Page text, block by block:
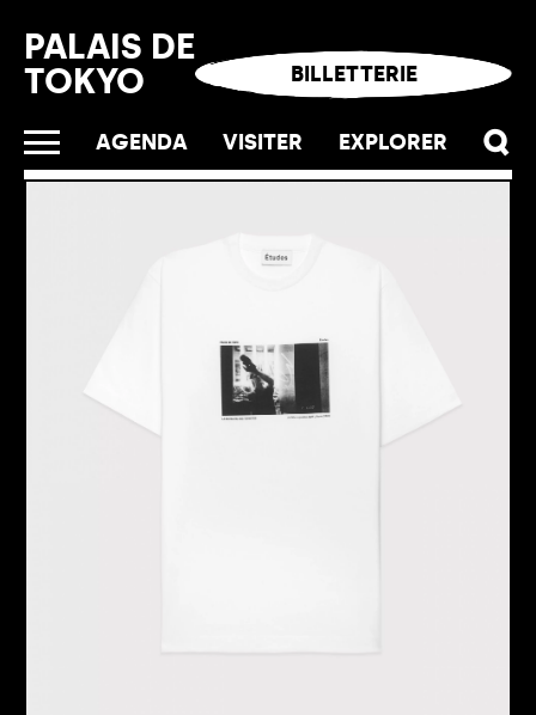
AGENDA VISITER EXPLORER
PALAIS DE
TOKYO
BILLETTERIE